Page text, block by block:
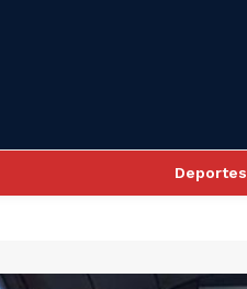
Deportes